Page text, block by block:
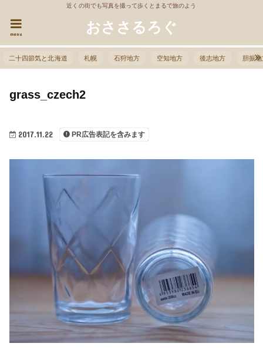
近くの街でも写真を撮って歩くとまるで旅のよう
おささるろぐ
menu
二十四節気と北海道 札幌 石狩地方 空知地方 後志地方 胆振
2017.11.22 PR広告表記を含みます
grass_czech2